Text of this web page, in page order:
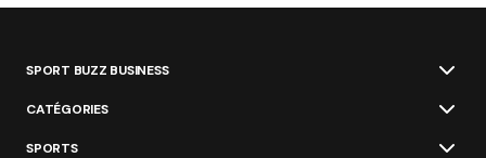
SPORT BUZZ BUSINESS
CATÉGORIES
SPORTS